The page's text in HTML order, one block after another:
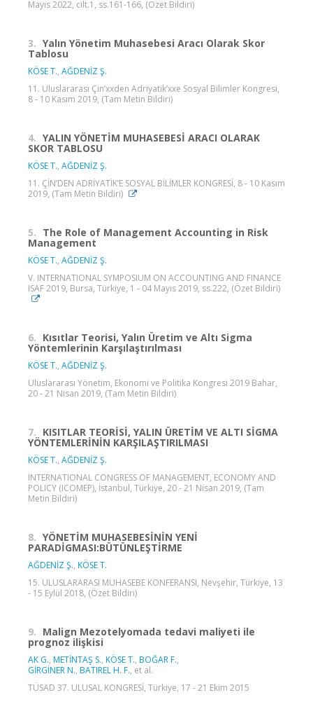
Mayıs 2022, cilt.1, ss.161-166, (Özet Bildiri)
3. Yalın Yönetim Muhasebesi Aracı Olarak Skor
Tablosu
KÖSE T., AĞDENİZ Ş.
11. Uluslararası Çin’xxden Adriyatik’xxe Sosyal Bilimler Kongresi,
8 - 10 Kasım 2019, (Tam Metin Bildiri)
4. YALIN YÖNETİM MUHASEBESİ ARACI OLARAK
SKOR TABLOSU
KÖSE T., AĞDENİZ Ş.
11. ÇİN’DEN ADRİYATİK’E SOSYAL BİLİMLER KONGRESİ, 8 - 10 Kasım
2019, (Tam Metin Bildiri)
5. The Role of Management Accounting in Risk
Management
KÖSE T., AĞDENİZ Ş.
V. INTERNATIONAL SYMPOSIUM ON ACCOUNTING AND FINANCE
ISAF 2019, Bursa, Türkiye, 1 - 04 Mayıs 2019, ss.222, (Özet Bildiri)
6. Kısıtlar Teorisi, Yalın Üretim ve Altı Sigma
Yöntemlerinin Karşılaştırılması
KÖSE T., AĞDENİZ Ş.
Uluslararası Yönetim, Ekonomi ve Politika Kongresi 2019 Bahar,
20 - 21 Nisan 2019, (Tam Metin Bildiri)
7. KISITLAR TEORİSİ, YALIN ÜRETİM VE ALTI SİGMA
YÖNTEMLERİNİN KARŞILAŞTIRILMASI
KÖSE T., AĞDENİZ Ş.
INTERNATIONAL CONGRESS OF MANAGEMENT, ECONOMY AND
POLICY (ICOMEP), İstanbul, Türkiye, 20 - 21 Nisan 2019, (Tam
Metin Bildiri)
8. YÖNETİM MUHASEBESİNİN YENİ
PARADİGMASI:BÜTÜNLEŞTİRME
AĞDENİZ Ş., KÖSE T.
15. ULUSLARARASI MUHASEBE KONFERANSI, Nevşehir, Türkiye, 13
- 15 Eylül 2018, (Özet Bildiri)
9. Malign Mezotelyomada tedavi maliyeti ile
prognoz ilişkisi
AK G., METİNTAŞ S., KÖSE T., BOĞAR F.,
GİRGİNER N., BATIREL H. F., et al.
TÜSAD 37. ULUSAL KONGRESİ, Türkiye, 17 - 21 Ekim 2015